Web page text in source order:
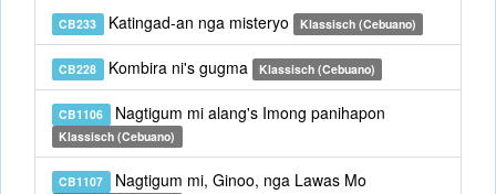
CB233 Katingad-an nga misteryo Klassisch (Cebuano)
CB228 Kombira ni's gugma Klassisch (Cebuano)
CB1106 Nagtigum mi alang's Imong panihapon
Klassisch (Cebuano)
CB1107 Nagtigum mi, Ginoo, nga Lawas Mo